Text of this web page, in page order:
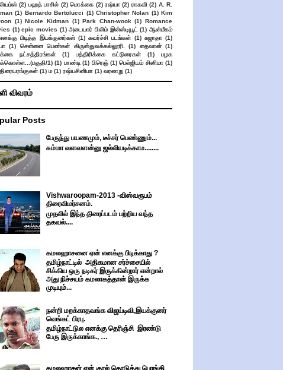
(2) பஹத் பாசில் (2) மொக்கை (2) ரஷ்யா (2) ராகவி (2) A. R.
(1) Bernardo Bertolucci (1) Christopher Nolan (1) Kim
(1) Nicole Kidman (1) Park Chan-wook (1) Romance
(1) epic movies (1) அடையார் பிலிம் இன்ஸ்டியூட் (1) ஆன்மீகம்
பிடித்த இயக்குனர்கள் (1) கவர்ச்சி படங்கள் (1) சுஜாதா (1)
(1) சென்னை பெண்கள் கிருஸ்துவக்கல்லூரி. (1) தைவான் (1)
நட்சத்திரங்கள்
(1) பத்திரிக்கை கட்டுரைகள் (1)
பழக
1) (1) பாண்டி (1) பிரெஞ் (1) பெல்ஜியம் சினிமா (1)
(1) ம (1) ரஷ்யசினிமா (1) வரலாறு (1)
விவரம்
Posts
பேருந்து பயணமும், டீச்சர் பெண்ணும்...
சும்மா வளவளன்னு ஜல்லியடிக்காம........
Vishwaroopam-2013 -விஸ்வரூபம்
திரைவிமர்சனம்.
முதலில் இந்த திரைப்படம் பற்றிய வந்த
தகவல்....
கமலஹாசனை ஏன் எனக்கு பிடிக்காது ?
தமிழ்நாட்டில் அதிகமான சர்ச்சையில்
சிக்கிய ஒரு நடிகர் இருக்கின்றார் என்றால்
அது நிச்சயம் கமலாகத்தான் இருக்க
முடியும்...
நன்றி மறக்காதவங்க விஜய்டிவி,இயக்குனர்
வெங்கட் பிரபு.
தமிழ்நாட்டுல எனக்கு தெரிஞ்சி இரண்டு
பேரு இருக்காங்க., …
கமலஹாசன் ஏன் குரல் கொடுத்து பொங்கி